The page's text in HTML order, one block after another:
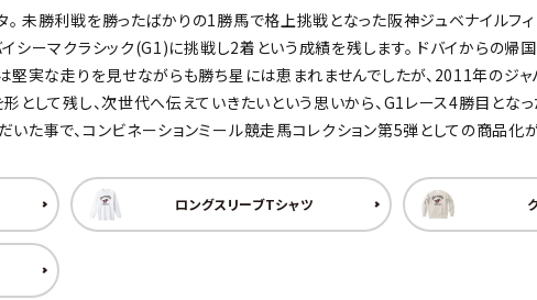
湘南のわんこディオゴくん
未勝利戦を勝ったばかりの1勝馬で格上挑戦となった阪神ジュベナイルフ
シーマクラシック(G1)に挑戦し2着という成績を残します。 ドバイからの
堅実な走りを見せながらも勝ち星には恵まれませんでしたが、2011年のジ
として残し、次世代へ伝えていきたいという思いから、G1レース4勝目とな
いた事で、コンビネーションミール競走馬コレクション第5弾としての商品化
ロングスリーブTシャツ